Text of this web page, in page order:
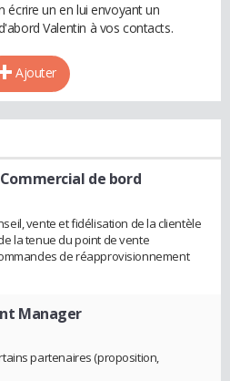
écrire un en lui envoyant un
Valentin à vos contacts.
Ajouter
de bord
vente et fidélisation de la clientèle
la tenue du point de vente
de réapprovisionnement
Manager
partenaires (proposition,